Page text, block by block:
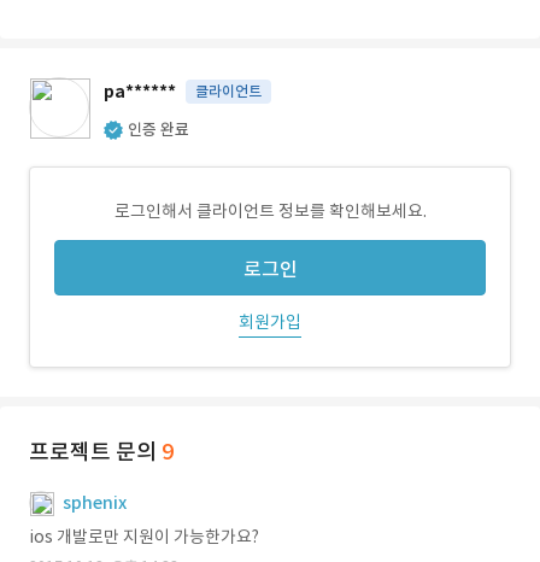
pa****** 클라이언트
인증 완료
로그인해서 클라이언트 정보를 확인해보세요.
로그인
회원가입
프로젝트 문의 9
sphenix
ios 개발로만 지원이 가능한가요?